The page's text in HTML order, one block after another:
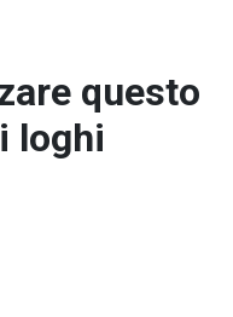
questo
loghi